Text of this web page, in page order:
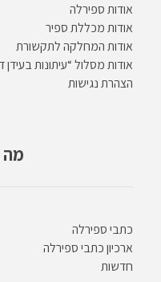
אודות ספירלה
אודות מכללת ספיר
אודות המחלקה לתקשורת
אודות מסלול “עיתונות בעידן
הצהרת נגישות
מה
כתבי ספירלה
ארכיון כתבי ספירלה
חדשות